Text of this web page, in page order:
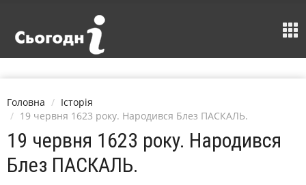
Головна
Історія
19 червня 1623 року. Народився Блез ПАСКАЛЬ.
19 червня 1623 року. Народився
Блез ПАСКАЛЬ.